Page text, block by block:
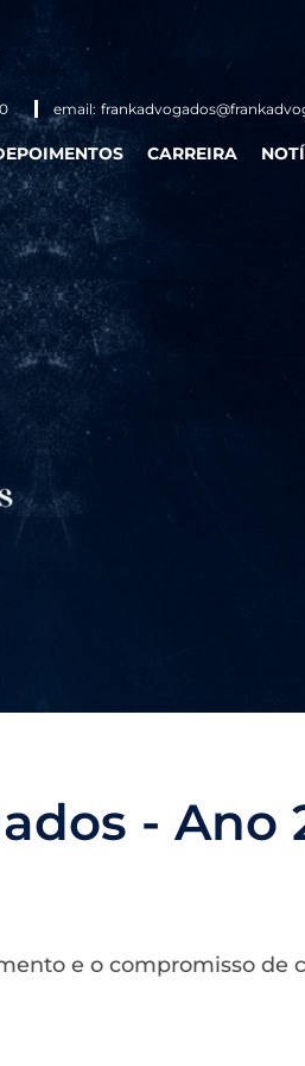
email:
CARREIRA
- Ano
e o compromisso de